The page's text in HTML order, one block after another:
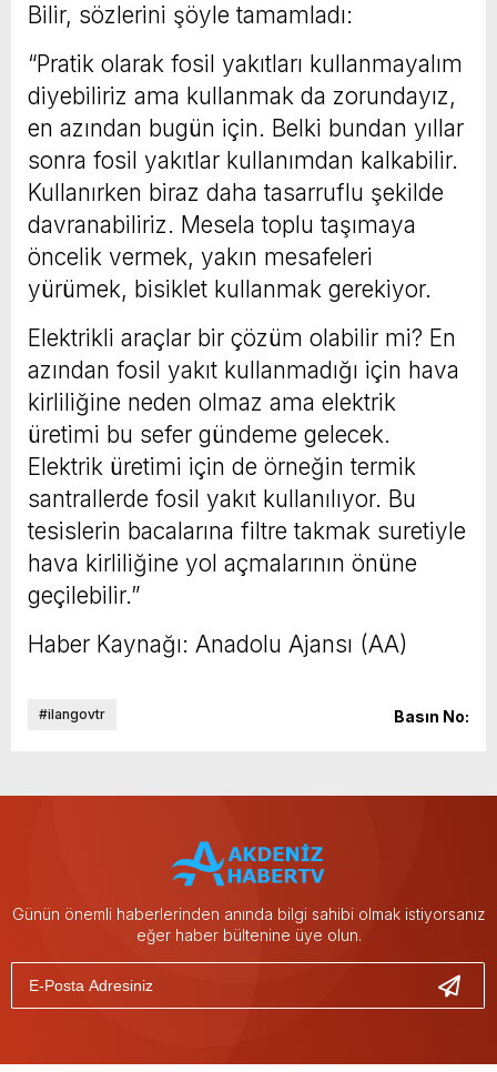
Bilir, sözlerini şöyle tamamladı:
“Pratik olarak fosil yakıtları kullanmayalım
diyebiliriz ama kullanmak da zorundayız,
en azından bugün için. Belki bundan yıllar
sonra fosil yakıtlar kullanımdan kalkabilir.
Kullanırken biraz daha tasarruflu şekilde
davranabiliriz. Mesela toplu taşımaya
öncelik vermek, yakın mesafeleri
yürümek, bisiklet kullanmak gerekiyor.
Elektrikli araçlar bir çözüm olabilir mi? En
azından fosil yakıt kullanmadığı için hava
kirliliğine neden olmaz ama elektrik
üretimi bu sefer gündeme gelecek.
Elektrik üretimi için de örneğin termik
santrallerde fosil yakıt kullanılıyor. Bu
tesislerin bacalarına filtre takmak suretiyle
hava kirliliğine yol açmalarının önüne
geçilebilir.”
Haber Kaynağı: Anadolu Ajansı (AA)
#ilangovtr Basın No:
Günün önemli haberlerinden anında bilgi sahibi olmak istiyorsanız
eğer haber bültenine üye olun.